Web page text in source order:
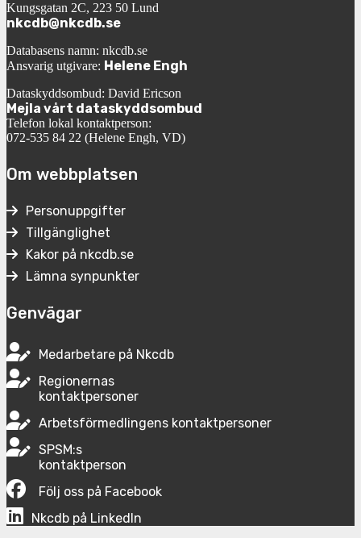
Kungsgatan 2C, 223 50 Lund
nkcdb@nkcdb.se
Databasens namn: nkcdb.se
Ansvarig utgivare: Helene Engh
Dataskyddsombud: David Ericson
Mejla vårt dataskyddsombud
Telefon lokal kontaktperson:
072-535 84 22 (Helene Engh, VD)
Om webbplatsen
Personuppgifter
Tillgänglighet
Kakor på nkcdb.se
Lämna synpunkter
Genvägar
Medarbetare på Nkcdb
Regionernas
kontaktpersoner
Arbetsförmedlingens kontaktpersoner
SPSM:s
kontaktperson
Följ oss på Facebook
Nkcdb på LinkedIn